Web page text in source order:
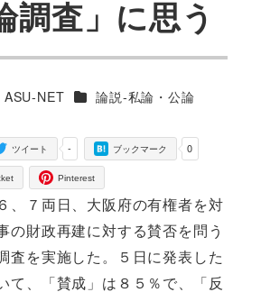
調査」に思う
著
ASU-NET カテゴリー
論説-私論・公論
-
ツイート 0
ブックマーク
Pinterest
、７両日、大阪府の有権者を対
の財政再建に対する賛否を問う
査を実施した。５日に発表した
て、「賛成」は８５％で、「反